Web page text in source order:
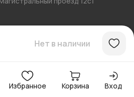
Нет в наличии
Избранное Корзина Вход